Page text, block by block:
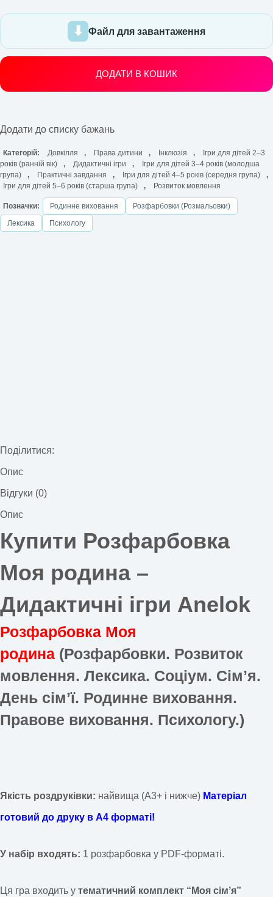
Файл для завантаження
ДОДАТИ В КОШИК
Додати до списку бажань
Категорій: Довкілля , Права дитини , Інклюзія ,
Ігри для дітей 2–3
років (ранній вік)
, Дидактичні ігри ,
Ігри для дітей 3–4 років (молодша
група)
, Практичні завдання , Ігри для дітей 4–5 років (середня група)
,
Ігри для дітей 5–6 років (старша група)
, Розвиток мовлення
Позначки: Родинне виховання
Розфарбовки (Розмальовки)
Лексика
Психологу
Поділитися:
Опис
Відгуки (0)
Опис
Купити Розфарбовка
Моя родина –
Дидактичні ігри Anelok
Розфарбовка Моя
родина (Розфарбовки. Розвиток
мовлення. Лексика. Соціум. Сімʼя.
День сімʼї. Родинне виховання.
Правове виховання. Психологу.)
Якість роздруківки: найвища (А3+ і нижче) Матеріал
готовий до друку в А4 форматі!
У набір входять: 1 розфарбовка у PDF-форматі.
Ця гра входить у тематичний комплект “Моя сімʼя”